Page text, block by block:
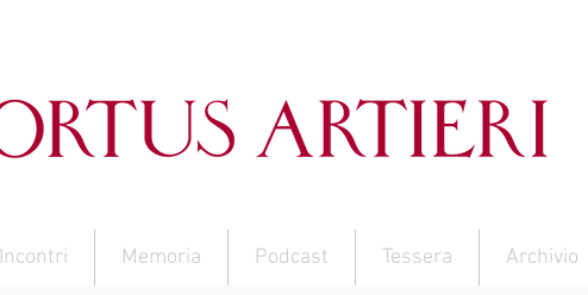
Incontri Memoria Podcast Tessera Archivio